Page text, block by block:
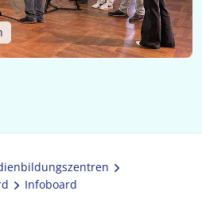
Infoboard